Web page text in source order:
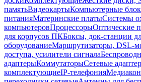
памятьВидеокартыКомпьютерные
питанияМатеринские платыСистемы
компьютеровПроцессорыОптические
для корпусов ПКБоксы, док-станции
оборудованиеМаршрутизаторы, DSL-
доступа, усилители сигнала
адаптерыКоммутаторыСетевые
комплектующиеIP-телефония